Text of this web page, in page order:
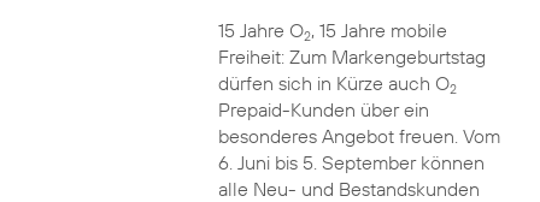
15 Jahre O2, 15 Jahre mobile
Freiheit: Zum Markengeburtstag
dürfen sich in Kürze auch O2
Prepaid-Kunden über ein
besonderes Angebot freuen. Vom
6. Juni bis 5. September können
alle Neu- und Bestandskunden